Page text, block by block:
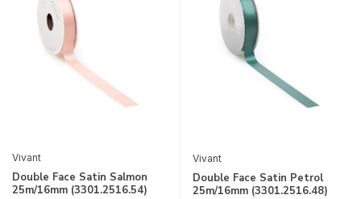
Vivant
Double Face Satin Salmon
25m/16mm (3301.2516.54)
Vivant
Double Face Satin Petrol
25m/16mm (3301.2516.48)